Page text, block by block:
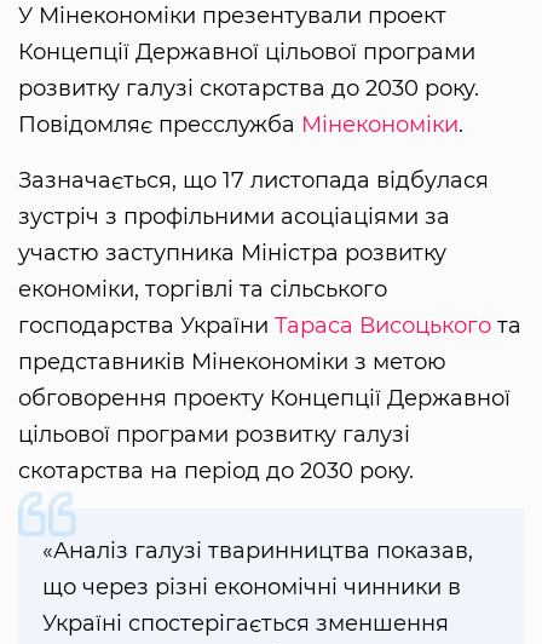
У Мінекономіки презентували проект
Концепції Державної цільової програми
розвитку галузі скотарства до 2030 року.
Повідомляє пресслужба Мінекономіки.
Зазначається, що 17 листопада відбулася
зустріч з профільними асоціаціями за
участю заступника Міністра розвитку
економіки, торгівлі та сільського
господарства України Тараса Висоцького та
представників Мінекономіки з метою
обговорення проекту Концепції Державної
цільової програми розвитку галузі
скотарства на період до 2030 року.
«Аналіз галузі тваринництва показав,
що через різні економічні чинники в
Україні спостерігається зменшення